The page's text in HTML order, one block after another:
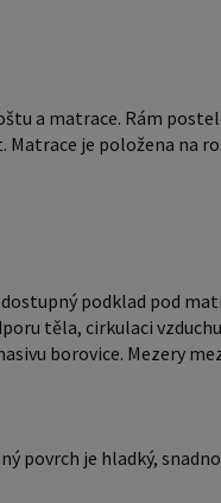
Máte zájem o velkoobchodní
Nebo chcete získat
), vyplníte osobní údaje
VELKOOBCHODNÍ
údaje. Po jejich
a matrace. Rám
je položena na
podklad pod
těla, cirkulaci
borovice. Mezery
povrch je hladký,